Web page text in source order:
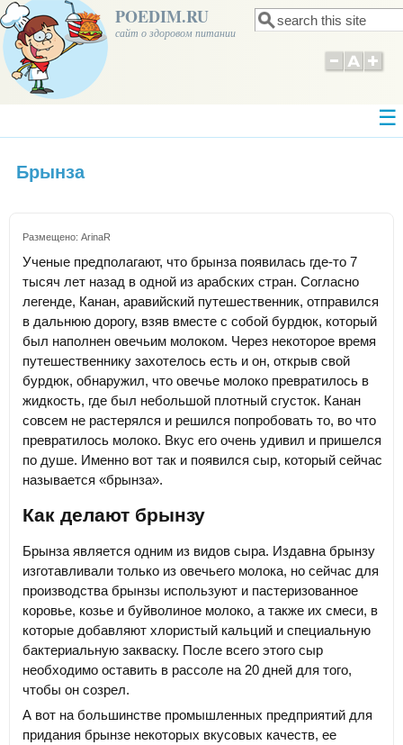
POEDIM.RU
сайт о здоровом питании Форма поиска
Поиск
Брынза
Размещено: ArinaR
Ученые предполагают, что брынза появилась где-то 7
тысяч лет назад в одной из арабских стран. Согласно
легенде, Канан, аравийский путешественник, отправился
в дальнюю дорогу, взяв вместе с собой бурдюк, который
был наполнен овечьим молоком. Через некоторое время
путешественнику захотелось есть и он, открыв свой
бурдюк, обнаружил, что овечье молоко превратилось в
жидкость, где был небольшой плотный сгусток. Канан
совсем не растерялся и решился попробовать то, во что
превратилось молоко. Вкус его очень удивил и пришелся
по душе. Именно вот так и появился сыр, который сейчас
называется «брынза».
Как делают брынзу
Брынза является одним из видов сыра. Издавна брынзу
изготавливали только из овечьего молока, но сейчас для
производства брынзы используют и пастеризованное
коровье, козье и буйволиное молоко, а также их смеси, в
которые добавляют хлористый кальций и специальную
бактериальную закваску. После всего этого сыр
необходимо оставить в рассоле на 20 дней для того,
чтобы он созрел.
А вот на большинстве промышленных предприятий для
придания брынзе некоторых вкусовых качеств, ее